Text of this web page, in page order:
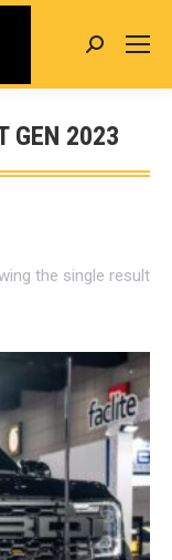
Search:
2023
the single result